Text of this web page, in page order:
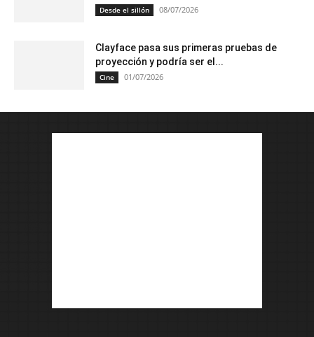
Desde el sillón 08/07/2026
Clayface pasa sus primeras pruebas de
proyección y podría ser el...
Cine 01/07/2026